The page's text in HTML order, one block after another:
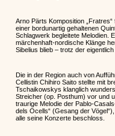
Arno Pärts Komposition
einer bordunartig gehaltenen
Schlagwerk begleitete Melodien.
märchenhaft-nordische Klänge
Sibelius blieb – trotz der
Die in der Region auch von
Cellistin Chihiro Saito stellte mit
Tschaikowskys klanglich
Streicher (op. Posthum) vor und
traurige Melodie der Pablo-
dels Ocells“ (Gesang der
alle seine Konzerte beschloss.